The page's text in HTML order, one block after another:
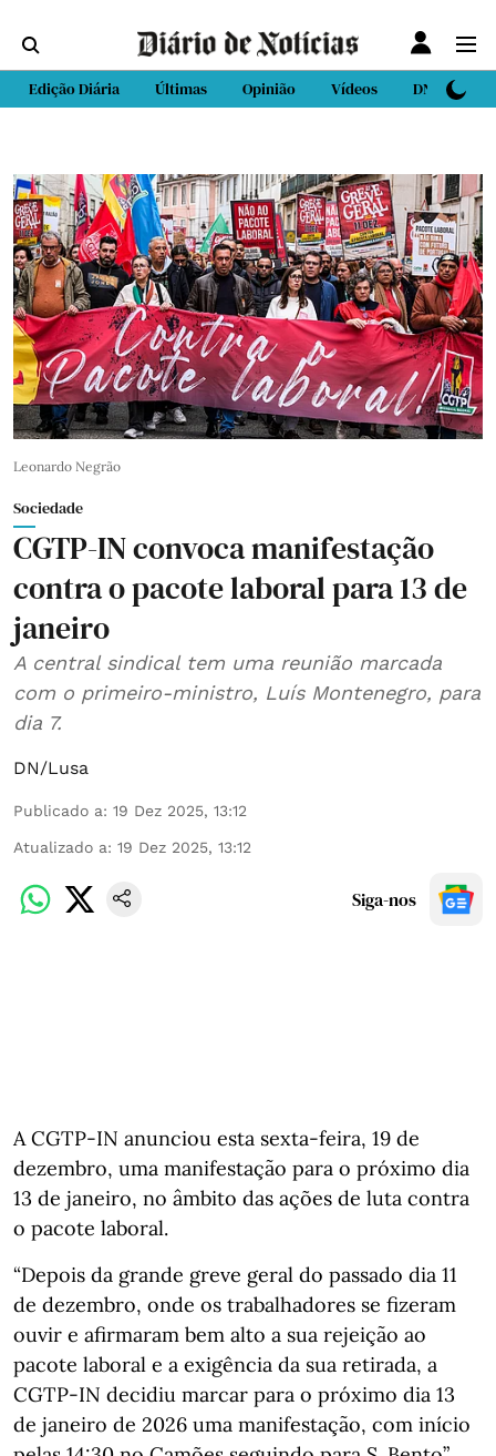
Edição Diária Últimas Opinião Vídeos DN Sport
Leonardo Negrão
Sociedade
CGTP-IN convoca manifestação
contra o pacote laboral para 13 de
janeiro
A central sindical tem uma reunião marcada
com o primeiro-ministro, Luís Montenegro, para
dia 7.
DN/Lusa
Publicado a: 19 Dez 2025, 13:12
Atualizado a: 19 Dez 2025, 13:12
Siga-nos
A CGTP-IN anunciou esta sexta-feira, 19 de
dezembro, uma manifestação para o próximo dia
13 de janeiro, no âmbito das ações de luta contra
o pacote laboral.
“Depois da grande greve geral do passado dia 11
de dezembro, onde os trabalhadores se fizeram
ouvir e afirmaram bem alto a sua rejeição ao
pacote laboral e a exigência da sua retirada, a
CGTP-IN decidiu marcar para o próximo dia 13
de janeiro de 2026 uma manifestação, com início